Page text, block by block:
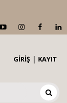
GİRİŞ | KAYIT